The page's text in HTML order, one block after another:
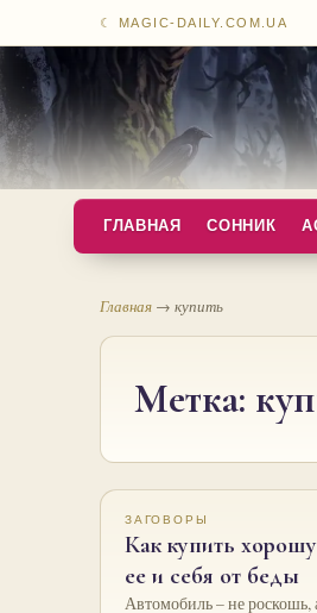
☾ MAGIC-DAILY.COM.UA
ГЛАВНАЯ СОННИК
Главная → купить
Метка:
ЗАГОВОРЫ
Как купить
ее и себя от беды
Автомобиль – не роскошь,